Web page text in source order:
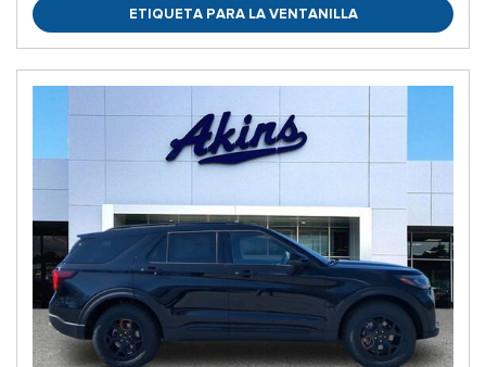
ETIQUETA PARA LA VENTANILLA